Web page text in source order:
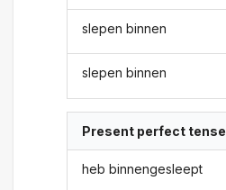
slepen binnen
slepen binnen
Present perfect tense
heb binnengesleept